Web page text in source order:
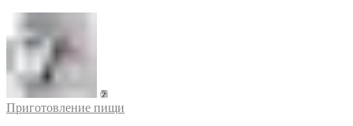
Приготовление пищи